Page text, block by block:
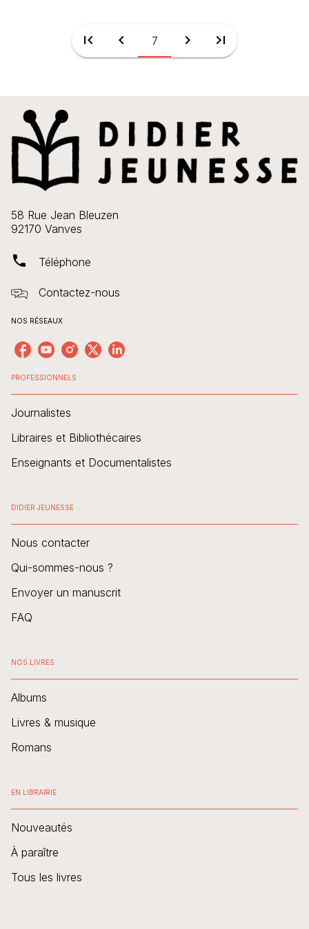
first_page chevron_left 7 chevron_right last_page
58 Rue Jean Bleuzen
92170 Vanves
phone Téléphone
Contactez-nous
NOS RÉSEAUX
PROFESSIONNELS
Journalistes
Libraires et Bibliothécaires
Enseignants et Documentalistes
DIDIER JEUNESSE
Nous contacter
Qui-sommes-nous ?
Envoyer un manuscrit
FAQ
NOS LIVRES
Albums
Livres & musique
Romans
EN LIBRAIRIE
Nouveautés
À paraître
Tous les livres